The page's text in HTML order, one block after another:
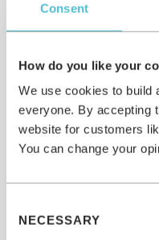
Consent
How do you like your
We use cookies to build
everyone. By accepting
website for customers
You can change your
Selection
NECESSARY
Schuhwerk